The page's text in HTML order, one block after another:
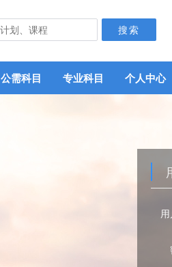
公需科目 专业科目 个人中心
用